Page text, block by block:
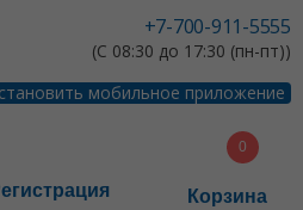
+7-700-911-5555
(С 08:30 до 17:30 (пн-пт))
мобильное приложение
Корзина